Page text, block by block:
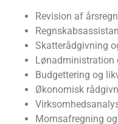
Revision af
Skatterådgivning
Lønadministration
Budgettering og
Økonomisk
Momsafregning